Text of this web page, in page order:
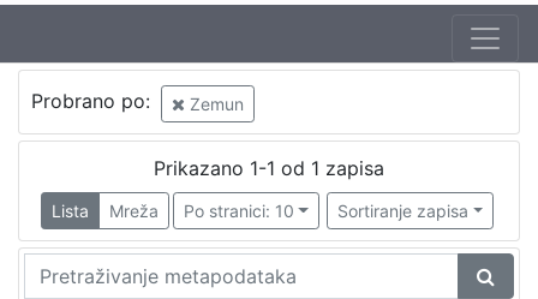
Probrano po: Zemun
Prikazano 1-1 od 1 zapisa
Lista Mreža Po stranici: 10 Sortiranje zapisa